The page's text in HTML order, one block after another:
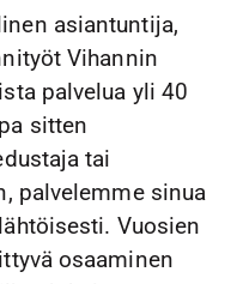
asiantuntija,
Vihannin
palvelua yli 40
sitten
tai
palvelemme sinua
Vuosien
osaaminen